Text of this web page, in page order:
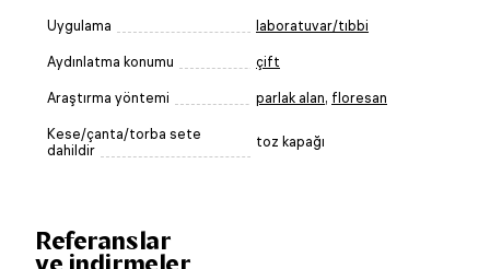
Uygulama laboratuvar/tıbbi
Aydınlatma konumu çift
Araştırma yöntemi parlak alan, floresan
Kese/çanta/torba sete
dahildir
toz kapağı
Referanslar
ve indirmeler